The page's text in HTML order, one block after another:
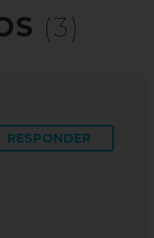
(3)
RESPONDER